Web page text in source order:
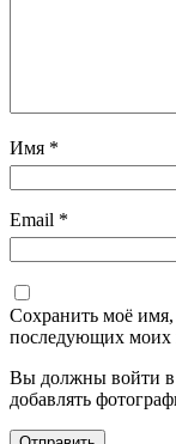
Имя *
Email *
Сохранить моё имя,
последующих моих
Вы должны войти в
добавлять